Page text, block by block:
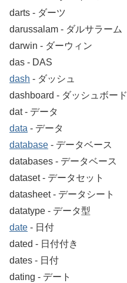
darts ‐ ダーツ
darussalam ‐ ダルサラーム
darwin ‐ ダーウィン
das ‐ DAS
dash ‐ ダッシュ
dashboard ‐ ダッシュボード
dat ‐ データ
data ‐ データ
database ‐ データベース
databases ‐ データベース
dataset ‐ データセット
datasheet ‐ データシート
datatype ‐ データ型
date ‐ 日付
dated ‐ 日付付き
dates ‐ 日付
dating ‐ デート